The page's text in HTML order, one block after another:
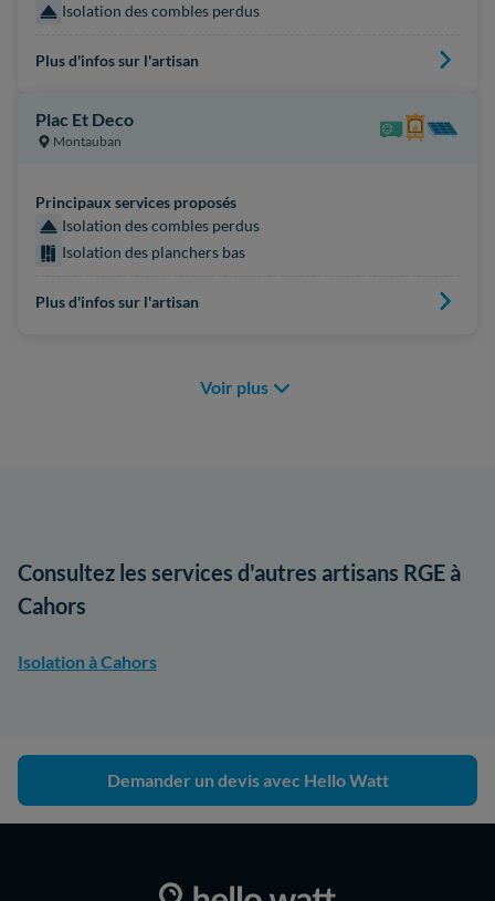
Isolation des combles perdus
Plus d'infos sur l'artisan
Plac Et Deco
Montauban
Principaux services proposés
Isolation des combles perdus
Isolation des planchers bas
Plus d'infos sur l'artisan
Voir plus
Consultez les services d'autres artisans RGE à
Cahors
Isolation à Cahors
Demander un devis avec Hello Watt